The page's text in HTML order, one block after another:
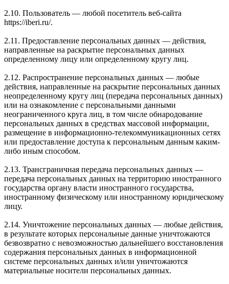
2.10. Пользователь — любой посетитель веб-сайта
https://iberi.ru/.
2.11. Предоставление персональных данных — действия,
направленные на раскрытие персональных данных
определенному лицу или определенному кругу лиц.
2.12. Распространение персональных данных — любые
действия, направленные на раскрытие персональных данных
неопределенному кругу лиц (передача персональных данных)
или на ознакомление с персональными данными
неограниченного круга лиц, в том числе обнародование
персональных данных в средствах массовой информации,
размещение в информационно-телекоммуникационных сетях
или предоставление доступа к персональным данным каким-
либо иным способом.
2.13. Трансграничная передача персональных данных —
передача персональных данных на территорию иностранного
государства органу власти иностранного государства,
иностранному физическому или иностранному юридическому
лицу.
2.14. Уничтожение персональных данных — любые действия,
в результате которых персональные данные уничтожаются
безвозвратно с невозможностью дальнейшего восстановления
содержания персональных данных в информационной
системе персональных данных и/или уничтожаются
материальные носители персональных данных.